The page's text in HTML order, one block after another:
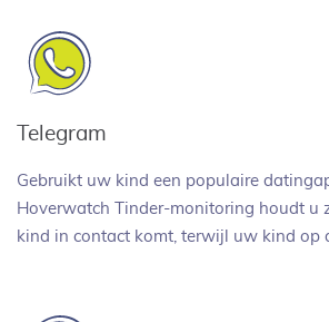
Telegram
Gebruikt uw kind een populaire
Hoverwatch Tinder-monitoring houdt u
kind in contact komt, terwijl uw kind op